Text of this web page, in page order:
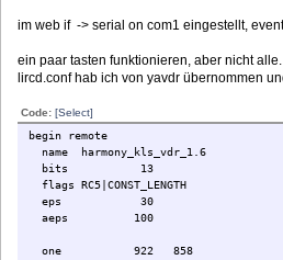
im web if -> serial on com1 eingestellt,
ein paar tasten funktionieren, aber nicht alle.
lircd.conf hab ich von yavdr übernommen
Code: [Select]
begin remote
name harmony_kls_vdr_1.6
bits 13
flags RC5|CONST_LENGTH
eps 30
aeps 100
one 922 858